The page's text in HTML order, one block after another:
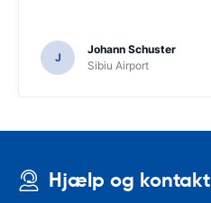
J
Johann Schuster
Sibiu Airport
Hjælp og kontakt